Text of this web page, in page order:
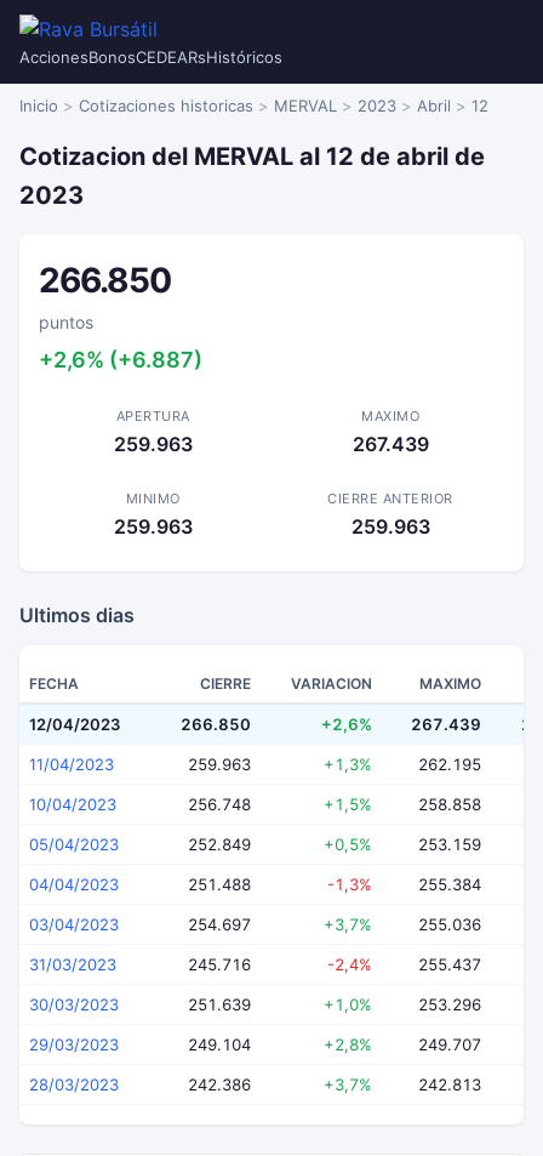
AccionesBonosCEDEARsHistóricos
Inicio Cotizaciones historicas MERVAL 2023 Abril 12
Cotizacion del MERVAL al 12 de abril de
2023
266.850
puntos
+2,6% (+6.887)
APERTURA
259.963
MAXIMO
267.439
MINIMO
259.963
CIERRE ANTERIOR
259.963
Ultimos dias
FECHA CIERRE VARIACION MAXIMO
12/04/2023 266.850 +2,6% 267.439
11/04/2023 259.963 +1,3% 262.195
10/04/2023 256.748 +1,5% 258.858
05/04/2023 252.849 +0,5% 253.159
04/04/2023 251.488 -1,3% 255.384
03/04/2023 254.697 +3,7% 255.036
31/03/2023 245.716 -2,4% 255.437
30/03/2023 251.639 +1,0% 253.296
29/03/2023 249.104 +2,8% 249.707
28/03/2023 242.386 +3,7% 242.813